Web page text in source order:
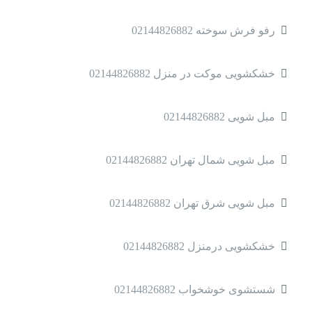
رفو فرش سوخته 02144826882
خشکشویی موکت در منزل 02144826882
مبل شویی 02144826882
مبل شویی شمال تهران 02144826882
مبل شویی شرق تهران 02144826882
خشکشویی درمنزل 02144826882
شستشوی خوشخواب 02144826882